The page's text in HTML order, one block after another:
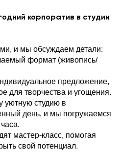
корпоратив в студии
и мы обсуждаем детали:
формат (живопись/
предложение,
для творчества и угощения.
уютную студию в
день, и мы погружаемся
мастер-класс, помогая
свой потенциал.